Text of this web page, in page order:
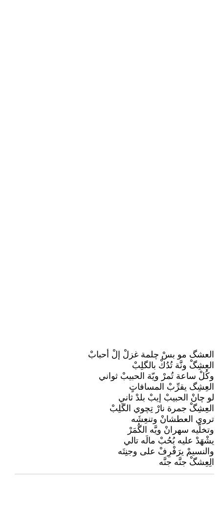
العشگ مو بسْ چلمة غزلْ إلْ أحبابْ
العِشِگْ ونَّة تُدُكْ بالگلِبْ
وكُلْ ساعة تُمرْ ويّة الحبيبْ ثواني
العِشِگ يقرِّبْ المسافاتٍ
لو چانْ الحبيبْ إيبْ بلدْ ثاني
العِشِگْ جمرة نارْ تِچوي الگَلِبْ
تروي العطشانْ وتنعِشَه
وتخلّيه سهرانْ ويَّه الگُمَرْ
يشْهَدْ عليه بُحُبْ مالَه تالي
والنسيمْ يرَفْرِفْ على وجنِتَه
الِعِشگْ جنَّه جنَّه